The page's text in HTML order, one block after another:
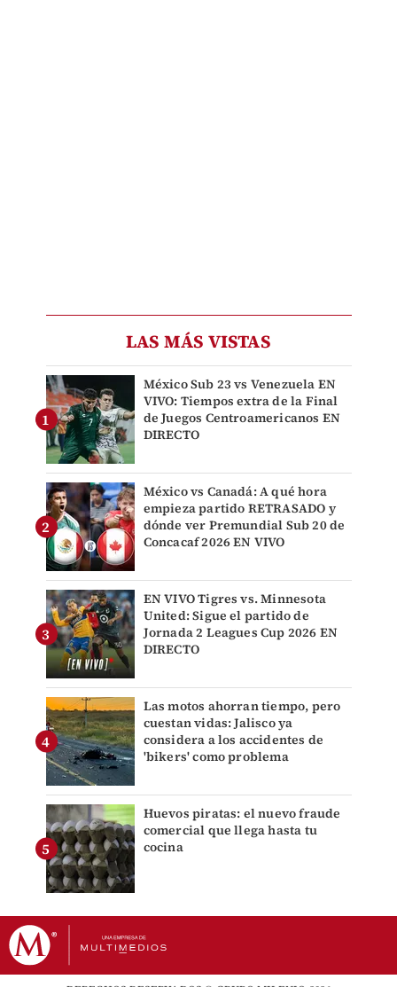
LAS MÁS VISTAS
México Sub 23 vs Venezuela EN
VIVO: Tiempos extra de la Final
de Juegos Centroamericanos EN
DIRECTO
México vs Canadá: A qué hora
empieza partido RETRASADO y
dónde ver Premundial Sub 20 de
Concacaf 2026 EN VIVO
EN VIVO Tigres vs. Minnesota
United: Sigue el partido de
Jornada 2 Leagues Cup 2026 EN
DIRECTO
Las motos ahorran tiempo, pero
cuestan vidas: Jalisco ya
considera a los accidentes de
'bikers' como problema
Huevos piratas: el nuevo fraude
comercial que llega hasta tu
cocina